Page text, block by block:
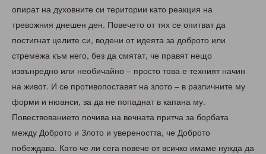
опират на духовните си територии като реакция на
тревожния днешен ден. Повечето от тях се опитват да
постигнат целите си, водени от идеята за доброто или
стремежа към него, без да смятат, че правят нещо
извънредно или необичайно – просто това е техният начин
на живот. И се противопоставят на злото – в различните му
форми и нюанси, за да не попаднат в капана му.
Повествованието почива на вечната притча за борбата
между Доброто и Злото и увереността, че Доброто
побеждава. Като че ли сега повече от всичко имаме нужда да